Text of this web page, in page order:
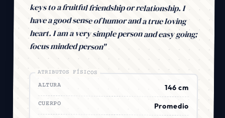
focus minded person"
ATRIBUTOS FÍSICOS
ALTURA 146 cm
CUERPO Promedio